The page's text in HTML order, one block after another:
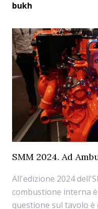
bukh
SMM 2024. Ad
All'edizione 2024
combustione interna
questione sul tavolo è